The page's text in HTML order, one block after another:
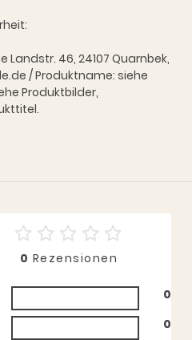
Landstr. 46, 24107 Quarnbek,
/ Produktname: siehe
Produktbilder,
0 Rezensionen
0
0